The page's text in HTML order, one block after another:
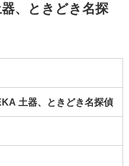
、ときどき名探
土器、ときどき名探偵